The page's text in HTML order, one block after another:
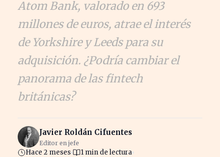
Atom Bank, valorado en 693
millones de euros, atrae el interés
de Yorkshire y Leeds para su
adquisición. ¿Podría cambiar el
panorama de las fintech
británicas?
Javier Roldán Cifuentes
Editor en jefe
Hace 2 meses 1 min de lectura